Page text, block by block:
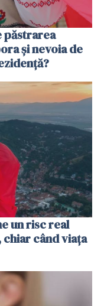
păstrarea
și nevoia de
un risc real
când viața